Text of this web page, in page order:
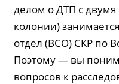
делом о ДТП с
колонии)
отдел (ВСО) СКР по
Поэтому — вы
вопросов к